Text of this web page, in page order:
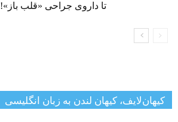
تا داروی جراحی «قلب باز»!
کیهان‌لایف، کیهان لندن به زبان انگلیسی